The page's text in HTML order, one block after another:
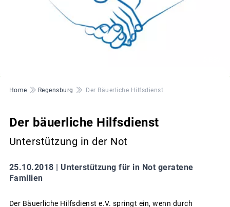
Pfadnavigation
Home Regensburg Der Bäuerliche Hilfsdienst
Der bäuerliche Hilfsdienst
Unterstützung in der Not
25.10.2018 | Unterstützung für in Not geratene
Familien
Der Bäuerliche Hilfsdienst e.V. springt ein, wenn durch